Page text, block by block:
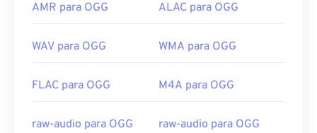
AMR para OGG ALAC para OGG
WAV para OGG WMA para OGG
FLAC para OGG M4A para OGG
raw-audio para OGG raw-audio para OGG